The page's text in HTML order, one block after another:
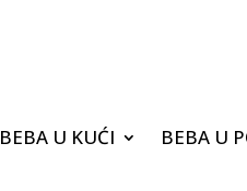
BEBA U KUĆI BEBA U